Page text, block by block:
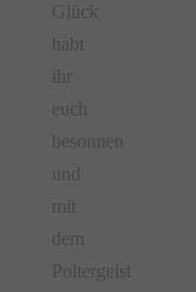
Glück
habt
euch
besonnen
und
mit
dem
Poltergeist